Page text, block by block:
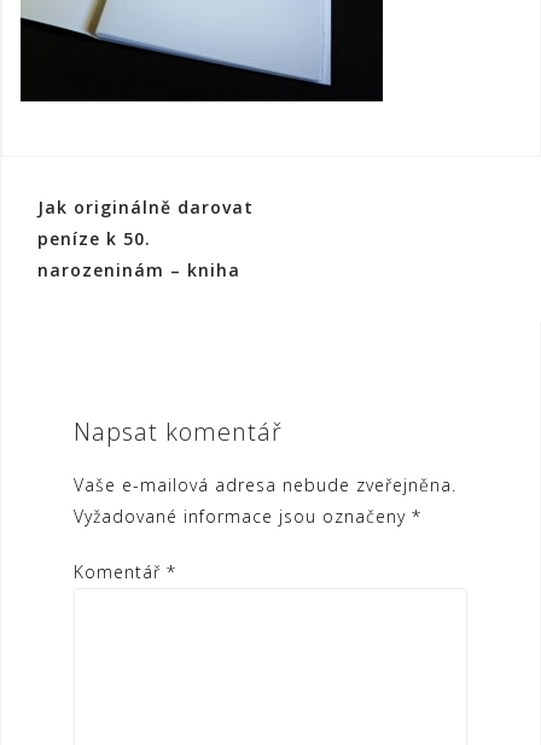
Navigace
pro
příspěvek
Jak originálně darovat
peníze k 50.
narozeninám – kniha
Napsat komentář
Vaše e-mailová adresa nebude zveřejněna.
Vyžadované informace jsou označeny *
Komentář *